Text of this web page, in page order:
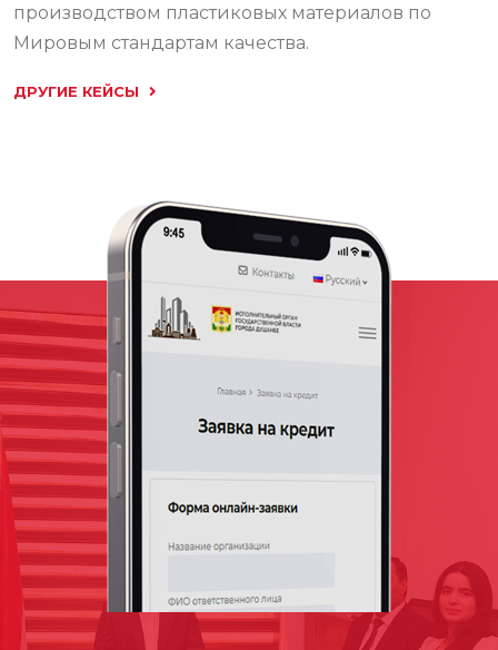
производством пластиковых материалов по
Мировым стандартам качества.
ДРУГИЕ КЕЙСЫ